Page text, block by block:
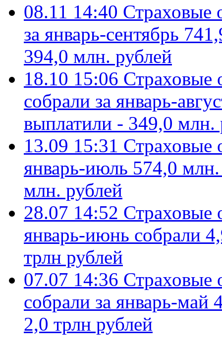
08.11 14:40 Страховые
за январь-сентябрь
394,0 млн. рублей
18.10 15:06 Страховые
собрали за январь-
выплатили - 349,0 млн.
13.09 15:31 Страховые
январь-июль 574,0
млн. рублей
28.07 14:52 Страховые
январь-июнь собрали
трлн рублей
07.07 14:36 Страховые
собрали за январь-май
2,0 трлн рублей